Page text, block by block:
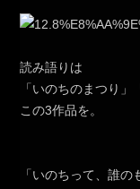
読み語りは
「いのちのまつり」
この3作品を。
「いのちって、誰の